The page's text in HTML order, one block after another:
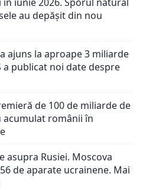
au depășit din nou
ajuns la aproape 3 miliarde
a publicat noi date despre
de 100 de miliarde de
acumulat românii în
asupra Rusiei. Moscova
de aparate ucrainene. Mai